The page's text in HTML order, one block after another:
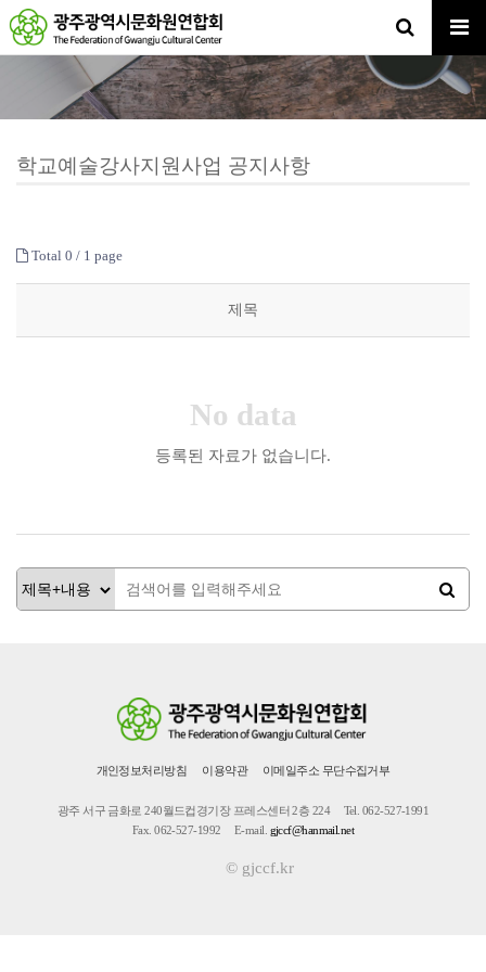
학교예술강사지원사업 공지사항
Total 0 / 1 page
제목
No data
등록된 자료가 없습니다.
개인정보처리방침 이용약관 이메일주소 무단수집거부
광주 서구 금화로 240월드컵경기장 프레스센터 2층 224
Tel. 062-527-1991
Fax. 062-527-1992
E-mail. gjccf@hanmail.net
© gjccf.kr